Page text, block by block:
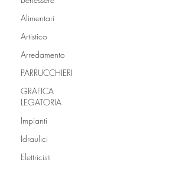
Alimentari
Artistico
Arredamento
PARRUCCHIERI
GRAFICA
LEGATORIA
Impianti
Idraulici
Elettricisti